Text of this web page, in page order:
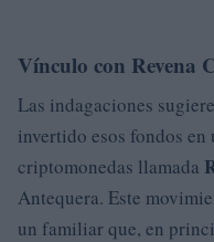
Vínculo con Revena
Las indagaciones
invertido esos fondos
criptomonedas llamada
Antequera. Este
un familiar que, en